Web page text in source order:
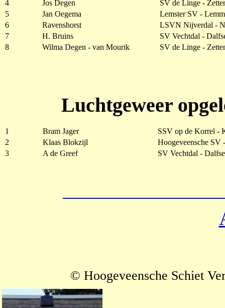
4
Jos Degen
SV de Linge -
5
Jan Oegema
Lemster SV -
6
Ravenshorst
LSVN Nijverdal -
7
H. Bruins
SV Vechtdal -
8
Wilma Degen - van Mourik SV de Linge -
Luchtgeweer
1 Bram Jager
SSV op de Korrel -
2
Klaas Blokzijl
Hoogeveensche SV
3
A de Greef SV Vechtdal -
© Hoogeveensche Schiet